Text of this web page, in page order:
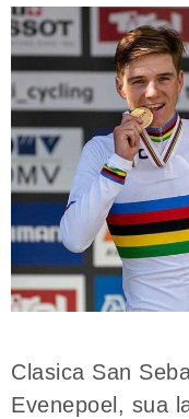
Clasica San
Evenepoel, sua